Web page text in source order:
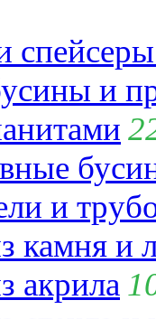
и
и
камня и
акрила